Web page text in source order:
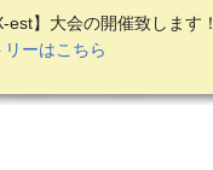
est】大会の開催致します！
ーはこちら